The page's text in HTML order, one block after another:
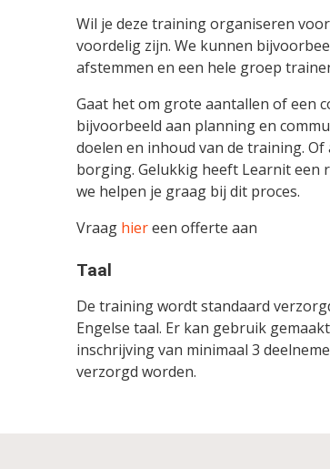
Wil je deze training organiseren
voordelig zijn. We kunnen
afstemmen en een hele groep
Gaat het om grote aantallen of een
bijvoorbeeld aan planning en
doelen en inhoud van de training.
borging. Gelukkig heeft Learnit een
we helpen je graag bij dit proces.
Vraag hiereen offerte aan
Taal
De training wordt standaard
Engelse taal. Er kan gebruik
inschrijving van minimaal 3
verzorgd worden.